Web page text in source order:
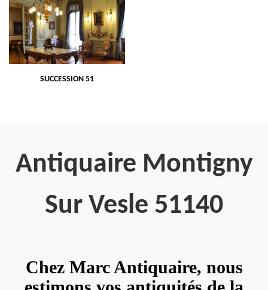
SUCCESSION 51
Antiquaire Montigny
Sur Vesle 51140
Chez Marc Antiquaire, nous